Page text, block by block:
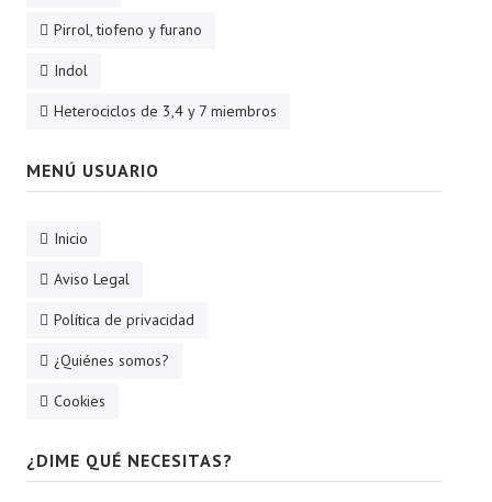
Pirrol, tiofeno y furano
Indol
Heterociclos de 3,4 y 7 miembros
MENÚ USUARIO
Inicio
Aviso Legal
Política de privacidad
¿Quiénes somos?
Cookies
¿DIME QUÉ NECESITAS?